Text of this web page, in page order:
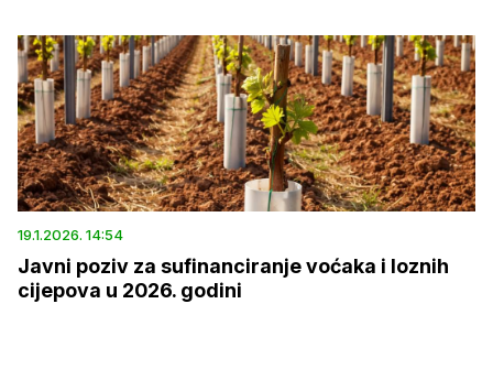
19.1.2026. 14:54
Javni poziv za sufinanciranje voćaka i loznih
cijepova u 2026. godini